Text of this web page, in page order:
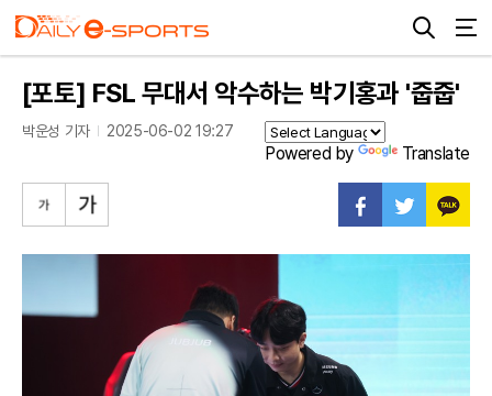
[포토] FSL 무대서 악수하는 박기홍과 '줍줍'
박운성 기자 2025-06-02 19:27
Powered by Translate